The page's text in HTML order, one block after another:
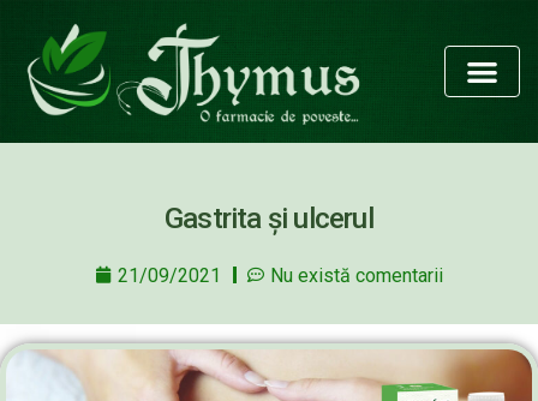
Gastrita și ulcerul
21/09/2021 Nu există comentarii